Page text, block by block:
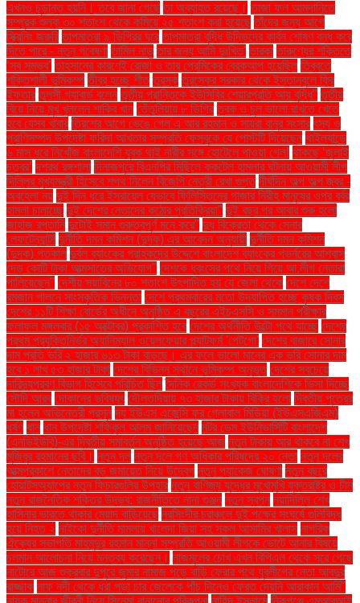
এখনও চূড়ান্ত হয়নি। তবে জানা গেছে তা অব্যাহত রয়েছে। তাজা ফল আমদানিতে
সম্পূরক শুল্ক ৩০ শতাংশ থেকে কমিয়ে ২৫ শতাংশ করা হয়েছে তাঁদের জন্য আগে
স্ক্রিনিং জরুরি তাপমাত্রা ৯ ডিগ্রির ঘরে তাপমাত্রা বৃদ্ধি উদ্ভিদের কার্বন শোষণ বন্ধ করে
দিতে পারে - নতুন গবেষণা তামিল নাড়ু তার জন্য আমি দুঃখিত' তারকা তারুণ্যের শক্তিতে
‘সব সম্ভব’ তাহসানের কারণেই রোজা ও তার প্রেমিকের ব্রেকআপ হয়েছিল তিব্বতে
শক্তিশালী ভূমিকম্প তীব্র হচ্ছে শীত তুরস্ক তুরস্কের সরকার থেকে ইস্তানবুলে ফ্রি
ইফতার তুলসী গ্যাবার্ড বলেন তৃতীয় প্রান্তিকে ইউসিবির শেয়ারপ্রতি আয় বৃদ্ধি" তৃতীয়
বিয়ে নিয়ে মুখ খুললেন শাকিব খান তেঁতুলিয়ায় ৮ ডিগ্রি ত্বক ও চুল ভালো রাখতে খেতে
হবে যেসব খাবার ত্রিশের আগে ভেঙে গেল এ আর রহমান ও সায়রা বানুর সংসার ৎস্য ও
প্রাণিসম্পদ উপদেষ্টা ফরিদা আখতার সম্প্রতি ফেসবুকে যে পোস্টটি দিয়েছেন থাইল্যান্ডে
৬ মাস ধরে নিখোঁজ বাংলাদেশি যুবক থাই নারীর সঙ্গে হোটেলে পাওয়া গেল! থাকছে ‘জুলাই
চত্বর’ দশরথ রঙ্গশালা দিনাজপুরে বিএনপির মিছিলে ককটেল হামলার ঘটনায় আওয়ামী লীগ
দিল্লির মুখ্যমন্ত্রী হিসেবে শপথ নিলেন বিজেপি নেত্রী রেখা গুপ্ত দীর্ঘদিন অল্প অল্প জ্বর -
অবহেলা নয় দুই দিন ধরে ইসরায়েল যেভাবে ফিলিস্তিনের গাজার নিরীহ মানুষের ওপর বর্বর
হামলা চালাচ্ছে দুই দেশের নেতাদের কঠোর প্রতিক্রিয়া" দুই বছর পর আবার শুরু হলো
জাহাজ রপ্তানি দুটোই সমান গুরুত্বপূর্ণ মনে করে" দুধ বিক্রেতা থেকে সেনার
লেফটেন্যান্ট! দুর্নীতি দমন কমিশন (দুদক) এর আবেদন অনুযায়ী দুর্নীতি দমন কমিশন
(দুদক) গতকাল দুর্বল ব্যাংকের গ্রাহকদের উদ্দেশে বাংলাদেশ ব্যাংকের গভর্নরের আশ্বাস
দেড় কোটি টাকা আত্মসাতের অভিযোগ" দেশকে ধ্বংসের পথে নিয়ে গিয়ে আ.লীগ নেতারা
পালিয়েছেন" দেশীয় সয়াবিনের ৮০ শতাংশ উৎপাদিত হয় যে জেলা থেকে দেশে দেশে
রমজান পালনে সাংস্কৃতিক ভিন্নতা দেশে প্রথমবারের মতো উদযাপিত হচ্ছে কৃষক দিবস
দেশের ১১টি শিক্ষা বোর্ডের অধীনে অনুষ্ঠিত এ বছরের এইচএসসি ও সমমান পরীক্ষার
ফলাফল মঙ্গলবার (১৫ অক্টোবর) প্রকাশিত হবে দেশের অর্থনীতি উল্টো পথে যাচ্ছে দেশের
প্রথম প্রযুক্তিনির্ভর অ্যানিম্যাল ওয়েলফেয়ার প্ল্যাটফর্ম 'পেটগো' দেশের বাজারে সোনার
দাম প্রতি ভরি ২ হাজার ৬১৩ টাকা বাড়ছে। এর ফলে ভালো মানের এক ভরি সোনার দাম
হবে ১ লাখ ৫৩ হাজার টাকা দেশের বিভিন্ন স্থানে ভূমিকম্প অনুভূত দেশের সবচেয়ে
দারিদ্র্যপ্রবণ বিভাগ হিসেবে পরিচিত ছিল দৈনিক রেকর্ড সংখ্যক বাংলাদেশিকে ভিসা দিচ্ছে
সৌদি আরব দোকানের ভবিষ্যৎ দৌলতদিয়ায় ৭৩ হাজার টাকায় বিক্রি হলো দ্বিতীয় পুত্রের
মা হলেন অভিনেত্রী প্রসূন দ্য ইউএস এজেন্সি ফর গ্লোবাল মিডিয়া (ইউএসএজিএম)
ধর্ষণ ধান ধান উপদেষ্টা শফিকুল আলম জানিয়েছেন নটর ডেম ইউনিভার্সিটি বাংলাদেশ
(এনডিইউবি)-এর দ্বিতীয় সমাবর্তন অনুষ্ঠিত হয়েছে আজ নতুন টাকায় আর থাকবে না শেখ
মুজিবুর রহমানের ছবি। নতুন দল নতুন দলে গণ অধিকার পরিষদের ২০ নেতা নতুন দলের
আত্মপ্রকাশে নেতাদের বড় জমায়েত নিয়ে উদ্বেগ নতুন প্যাকেজ ঘোষণা নতুন বছরে
হোয়াটসঅ্যাপের নতুন ফিচারগুলির উপহার নতুন বাণিজ্য যুদ্ধের মুখোমুখি যুক্তরাষ্ট্র ও চীন
নতুন রাজনৈতিক শক্তির উদ্ভব: রাজনীতিতে নানা গুঞ্জন নতুন স্বপ্ন নয়াদিল্লি শেখ
হাসিনার ভারতে থাকার মেয়াদ বাড়িয়েছে নরসিংদীর চরাঞ্চলে দুই পক্ষের সংঘর্ষে গুলিবিদ্ধ
হয়ে নিহত ২ নাইকো দুর্নীতি মামলায় খালেদা জিয়া সহ সকল আসামির খালাস নাগরিক
ঐক্যের সভাপতি মাহমুদুর রহমান মান্না সম্প্রতি আওয়ামী লীগকে ভোটে আনার বিষয়ে
চলমান আলোচনা নিয়ে মন্তব্য করেছেন। নাজমুলের চোখ এখন বিপিএল থেকে সরে গেছে
নাটোরে আজ শুক্রবার দুপুরে জুমার নামাজ পড়ে বাড়ি ফেরার পথে যুবলীগের নেতা আবদুর
রাজ্জাক নাফ নদী থেকে ধরা পড়া চার জেলেকে পাঁচ দিনেও ফেরত দেয়নি আরাকান আর্মি"